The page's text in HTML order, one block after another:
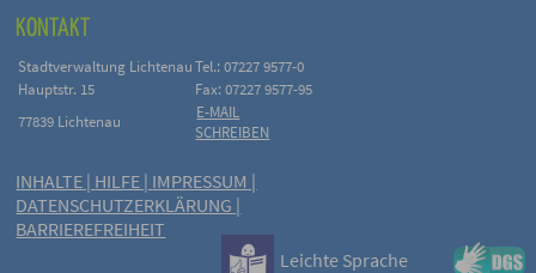
KONTAKT
Stadtverwaltung Lichtenau Tel.: 07227 9577-0
Hauptstr. 15
Fax: 07227 9577-95
77839 Lichtenau
E-MAIL
SCHREIBEN
INHALTE | HILFE | IMPRESSUM |
DATENSCHUTZERKLÄRUNG |
BARRIEREFREIHEIT
Leichte Sprache